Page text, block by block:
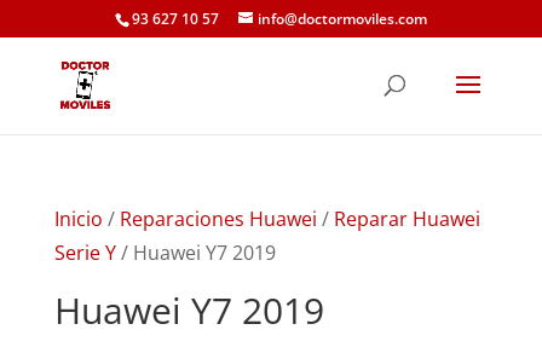
93 627 10 57 info@doctormoviles.com
Inicio / Reparaciones Huawei / Reparar Huawei
Serie Y/ Huawei Y7 2019
Huawei Y7 2019